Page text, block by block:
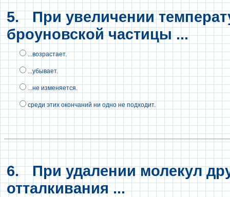
5. При увеличении
броуновской частицы ...
...возрастает.
...убывает.
...не изменяется.
среди этих окончаний ни одно не подходит.
6. При удалении молекул
отталкивания ...